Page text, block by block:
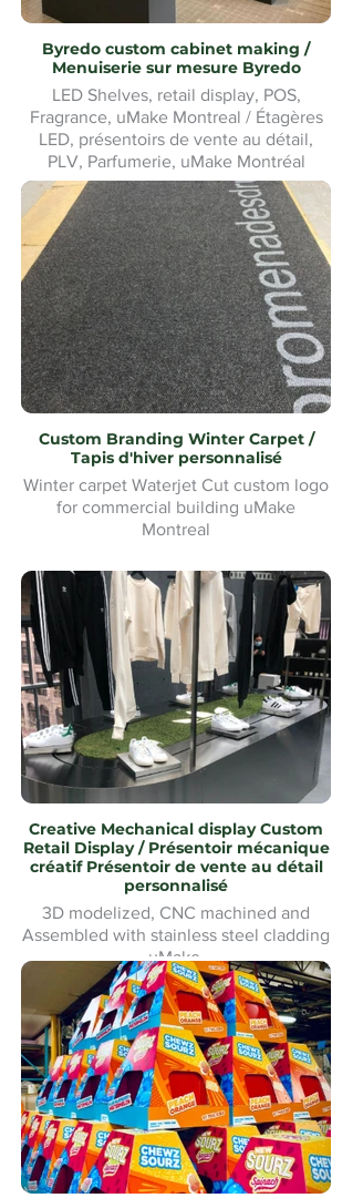
Byredo custom cabinet making /
Menuiserie sur mesure Byredo
LED Shelves, retail display, POS,
Fragrance, uMake Montreal / Étagères
LED, présentoirs de vente au détail,
PLV, Parfumerie, uMake Montréal
Custom Branding Winter Carpet /
Tapis d'hiver personnalisé
Winter carpet Waterjet Cut custom logo
for commercial building uMake
Montreal
Tapis d'hiver Waterjet Cut logo
personnalisé pour bâtiment commercial
uMake Montréal
Creative Mechanical display Custom
Retail Display / Présentoir mécanique
créatif Présentoir de vente au détail
personnalisé
3D modelized, CNC machined and
Assembled with stainless steel cladding
uMake
Modélisé en 3D, usiné CNC et
assemblé avec revêtement en acier
inoxydable uMake MontréalMontreal